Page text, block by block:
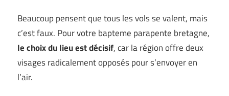
Beaucoup pensent que tous les vols se valent, mais
c’est faux. Pour votre bapteme parapente bretagne,
le choix du lieu est décisif, car la région offre deux
visages radicalement opposés pour s’envoyer en
l’air.